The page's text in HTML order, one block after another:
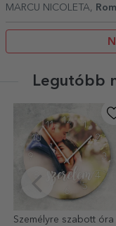
MARCU NICOLETA,
Legutóbb
Személyre szabott óra